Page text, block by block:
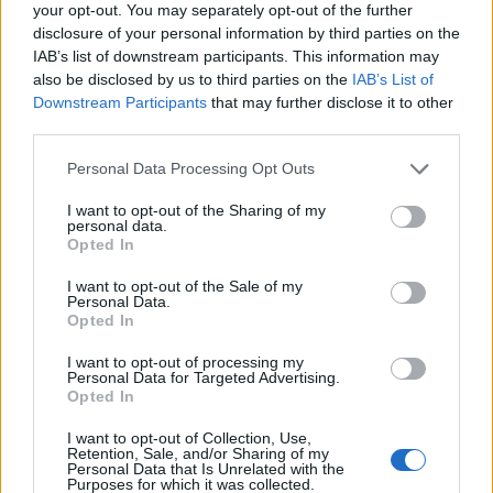
your opt-out. You may separately opt-out of the further
disclosure of your personal information by third parties on the
IAB’s list of downstream participants. This information may
also be disclosed by us to third parties on the IAB’s List of
Downstream Participants that may further disclose it to other
Personal Data Processing Opt Outs
I want to opt-out of the Sharing of my
personal data.
Opted In
I want to opt-out of the Sale of my
Personal Data.
Opted In
I want to opt-out of processing my
Personal Data for Targeted Advertising.
Opted In
I want to opt-out of Collection, Use,
Retention, Sale, and/or Sharing of my
Personal Data that Is Unrelated with the
Purposes for which it was collected.